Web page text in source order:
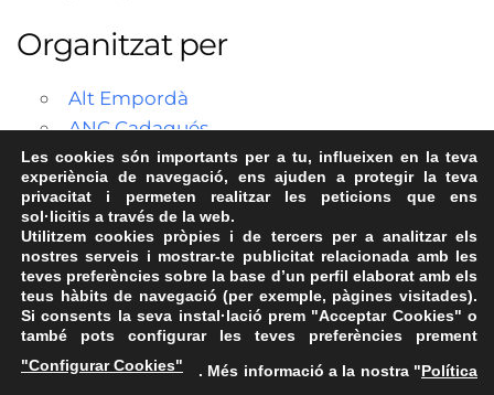
Organitzat per
Alt Empordà
ANC Cadaqués
FAQs
Les cookies són importants per a tu, influeixen en la teva
experiència de navegació, ens ajuden a protegir la teva
privacitat i permeten realitzar les peticions que ens
sol·licitis a través de la web.
Utilitzem cookies pròpies i de tercers per a analitzar els
nostres serveis i mostrar-te publicitat relacionada amb les
teves preferències sobre la base d’un perfil elaborat amb els
teus hàbits de navegació (per exemple, pàgines visitades).
Si consents la seva instal·lació prem "Acceptar Cookies" o
també pots configurar les teves preferències prement
"Configurar Cookies"
. Més informació a la nostra "Política